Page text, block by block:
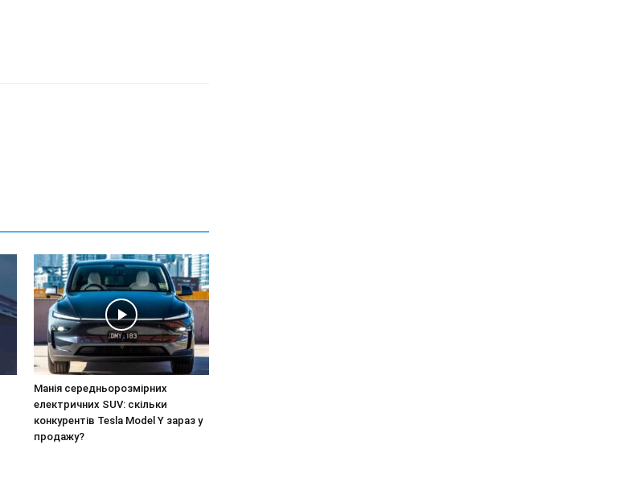
Манія середньорозмірних
електричних SUV: скільки
конкурентів Tesla Model Y зараз у
продажу?